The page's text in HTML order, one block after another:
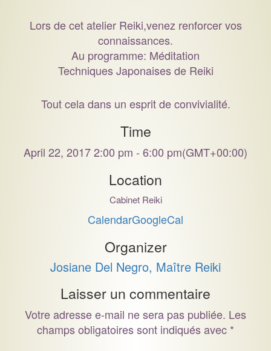
Lors de cet atelier Reiki,venez renforcer vos
connaissances.
Au programme: Méditation
Techniques Japonaises de Reiki
Tout cela dans un esprit de convivialité.
Time
April 22, 2017 2:00 pm - 6:00 pm(GMT+00:00)
Location
Cabinet Reiki
CalendarGoogleCal
Organizer
Josiane Del Negro, Maître Reiki
Laisser un commentaire
Votre adresse e-mail ne sera pas publiée. Les
champs obligatoires sont indiqués avec *